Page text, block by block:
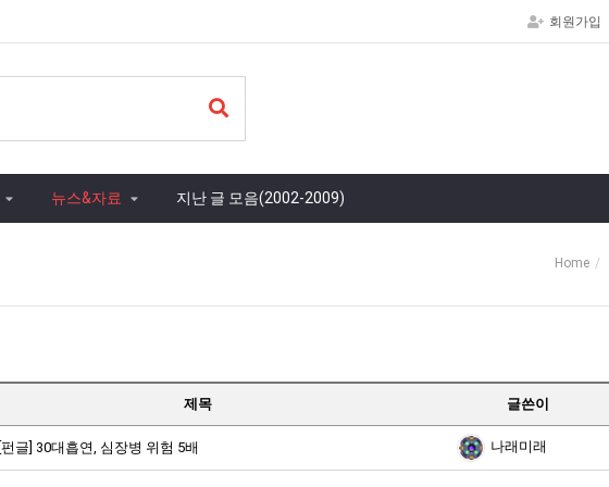
회원가입
뉴스&자료 지난 글 모음(2002-2009)
Home
제목 글쓴이
[펀글] 30대흡연, 심장병 위험 5배 나래미래